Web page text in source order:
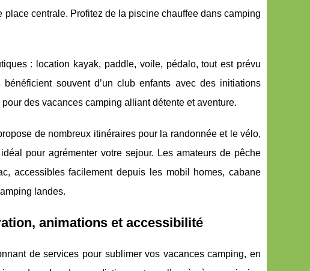
centrale. Profitez de la piscine chauffee dans camping
: location kayak, paddle, voile, pédalo, tout est prévu
souvent d’un club enfants avec des initiations
des vacances camping alliant détente et aventure.
de nombreux itinéraires pour la randonnée et le vélo,
pour agrémenter votre sejour. Les amateurs de pêche
accessibles facilement depuis les mobil homes, cabane
landes.
animations et accessibilité
de services pour sublimer vos vacances camping, en